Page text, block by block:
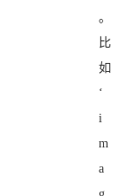
。
比
如
‘
i
m
a